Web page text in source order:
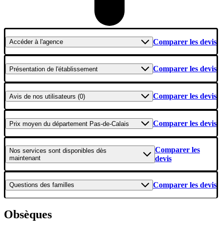
Accéderà l'agence Comparer les devis
Présentation de l'établissement Comparer les devis
Avis de nos utilisateurs (0) Comparer les devis
Prix moyen du département Pas-de-Calais Comparer les devis
Nos services sont disponibles dès
maintenant
Comparer les
devis
Questions des familles Comparer les devis
Obsèques